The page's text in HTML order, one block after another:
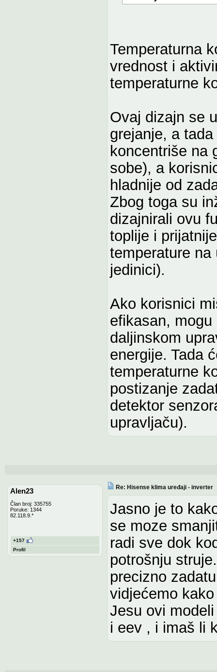
Temperaturna
vrednost i
temperaturne
Ovaj dizajn se
grejanje, a
koncentriše na
sobe), a
hladnije od
Zbog toga su
dizajnirali ovu
toplije i
temperature
jedinici).
Ako korisnici
efikasan,
daljinskom
energije. Tada
temperaturne
postizanje
detektor
upravljaču).
Alen23
Član broj: 335755
Poruke: 1344
82.118.9.*
+157
Profil
Re: Hisense klima uređaji - inverter
Jasno je to
se moze
radi sve dok
potrošnju
precizno
vidjećemo
Jesu ovi
i eev , i imaš li